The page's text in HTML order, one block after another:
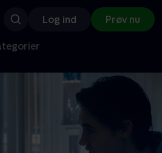
Log ind Prøv nu